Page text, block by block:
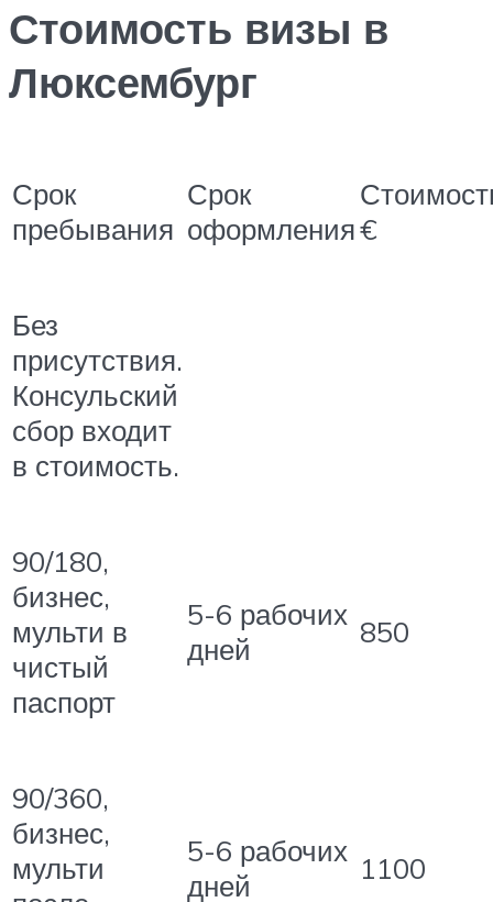
Стоимость визы в
Люксембург
Срок
пребывания
Срок
оформления€
Без
присутствия.
Консульский
сбор входит
в стоимость.
90/180,
бизнес,
мульти в
чистый
паспорт
5-6 рабочих
дней
850
90/360,
бизнес,
мульти
5-6 рабочих
дней
1100